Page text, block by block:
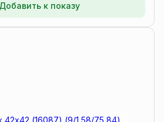
Добавить к показу